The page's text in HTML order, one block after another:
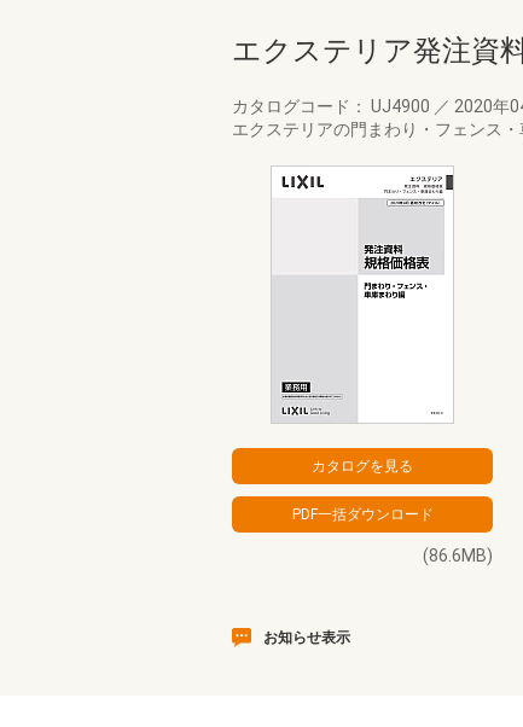
エクステリア発注資
カタログコード： UJ4900 ／ 2020年
エクステリアの門まわり・フェンス
(86.6MB)
お知らせ表示